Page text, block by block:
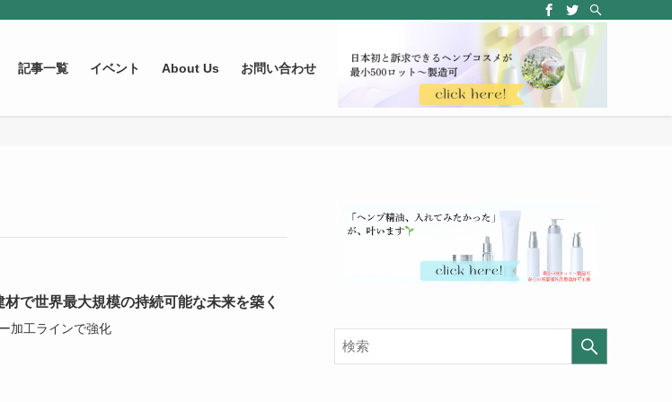
記事一覧 イベント About Us お問い合わせ
で世界最大規模の持続可能な未来を築く
加工ラインで強化